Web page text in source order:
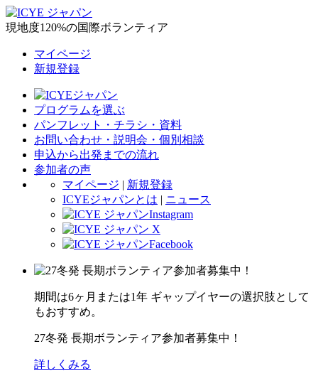
現地度120%の国際ボランティア
マイページ
新規登録
プログラムを選ぶ
パンフレット・チラシ・資料
お問い合わせ・説明会・個別相談
申込から出発までの流れ
参加者の声
マイページ | 新規登録
ICYEジャパンとは | ニュース
期間は6ヶ月または1年 ギャップイヤーの選択肢として
もおすすめ。
27冬発 長期ボランティア参加者募集中！
詳しくみる